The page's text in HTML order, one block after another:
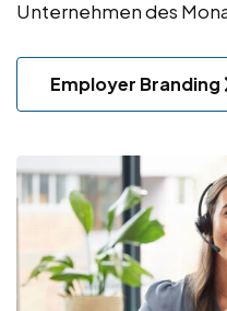
Unternehmen des
Employer Branding